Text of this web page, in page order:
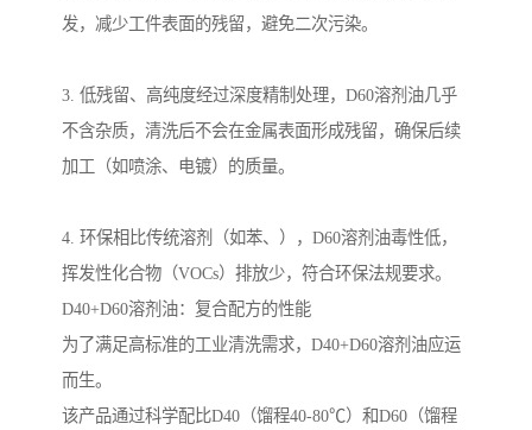
发，减少工件表面的残留，避免二次污染。
3. 低残留、高纯度经过深度精制处理，D60溶剂油几乎
不含杂质，清洗后不会在金属表面形成残留，确保后续
加工（如喷涂、电镀）的质量。
4. 环保相比传统溶剂（如苯、），D60溶剂油毒性低，
挥发性化合物（VOCs）排放少，符合环保法规要求。
D40+D60溶剂油：复合配方的性能
为了满足高标准的工业清洗需求，D40+D60溶剂油应运
而生。
该产品通过科学配比D40（馏程40-80℃）和D60（馏程